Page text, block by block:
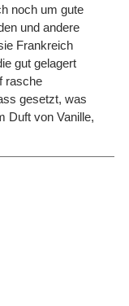
noch um gute
und andere
Frankreich
gut gelagert
rasche
gesetzt, was
Duft von Vanille,